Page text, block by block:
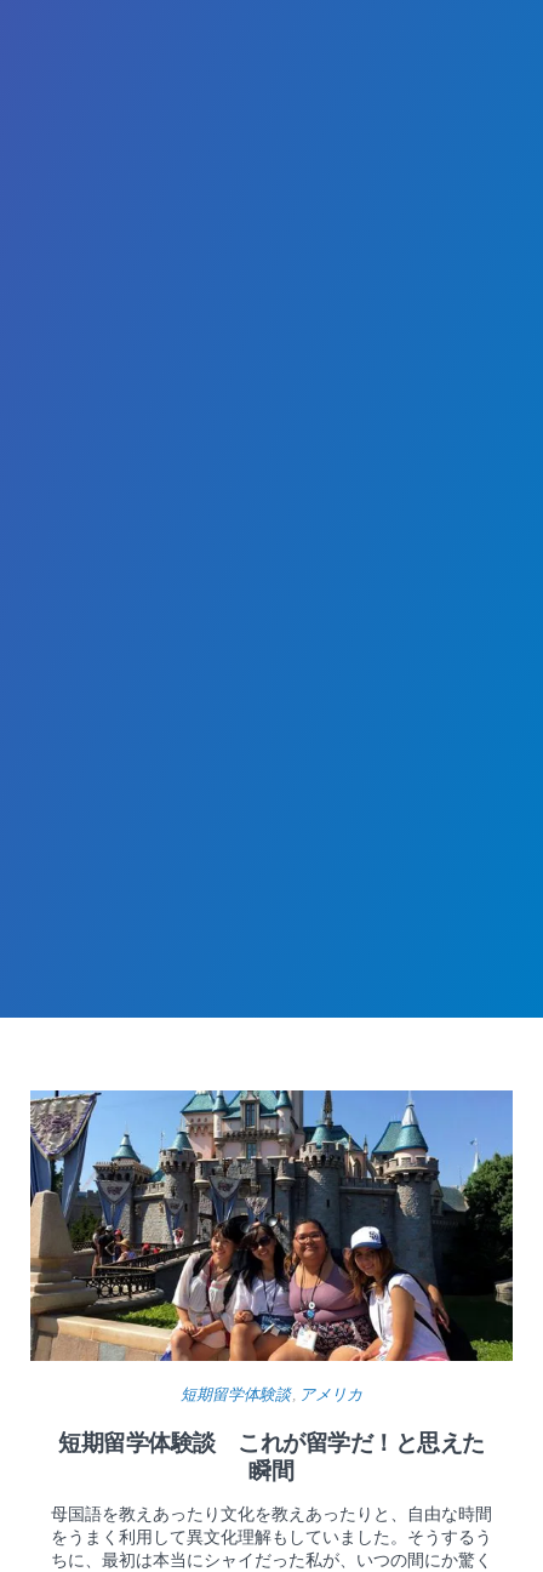
短期留学体験談, アメリカ
短期留学体験談 これが留学だ！と思えた
瞬間
母国語を教えあったり文化を教えあったりと、自由な時間
をうまく利用して異文化理解もしていました。そうするう
ちに、最初は本当にシャイだった私が、いつの間にか驚く